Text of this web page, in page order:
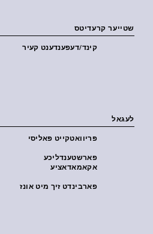
שטייער קרעדיטס
קינד/דעפענדענט קעיר
לעגאל
פּריוואטקייט פּאליסי
פארשטענדליכע
אקאמאדאציע
פארבינדט זיך מיט אונז